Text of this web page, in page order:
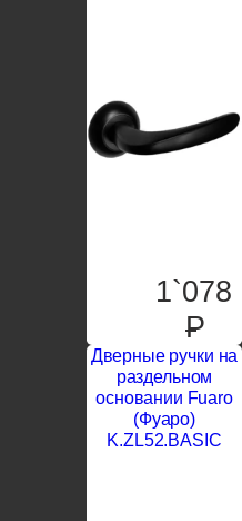
1`078
P
Дверные ручки на
раздельном
основании Fuaro
(Фуаро)
K.ZL52.BASIC